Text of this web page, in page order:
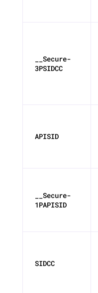
__Secure-
3PSIDCC
APISID
__Secure-
1PAPISID
SIDCC